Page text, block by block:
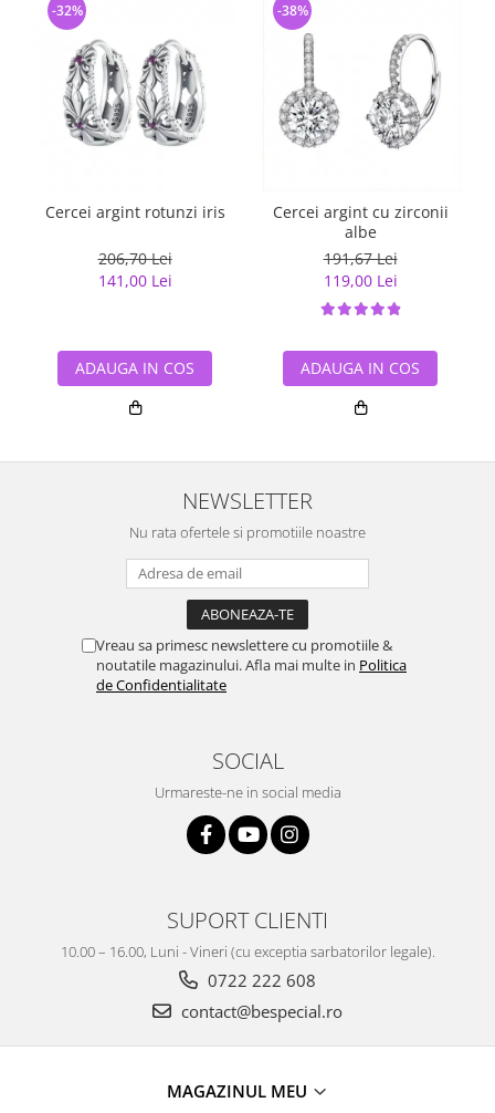
Cercei argint rotunzi iris
206,70 Lei
141,00 Lei
-32%
ADAUGA IN COS
Cercei argint cu zirconii
albe
191,67 Lei
119,00 Lei
-38%
ADAUGA IN COS
NEWSLETTER
Nu rata ofertele si promotiile noastre
Vreau sa primesc newslettere cu promotiile &
noutatile magazinului. Afla mai multe in Politica
de Confidentialitate
SOCIAL
Urmareste-ne in social media
SUPORT CLIENTI
10.00 – 16.00, Luni - Vineri (cu exceptia sarbatorilor legale).
0722 222 608
contact@bespecial.ro
MAGAZINUL MEU